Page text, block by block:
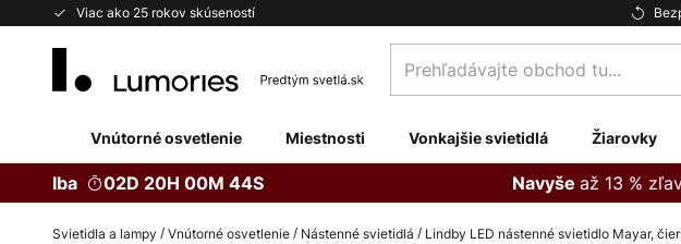
Viac ako 25 rokov skúseností
Skip
Prehľadávajte
obchod
Vnútorné osvetlenie Miestnosti Vonkajšie svietidlá Žiarovky
Iba 02D 20H 00M 43S Navyše až 13 %
Svietidla a lampy Vnútorné osvetlenie Nástenné svietidlá Lindby LED nástenné svietidlo Mayar,